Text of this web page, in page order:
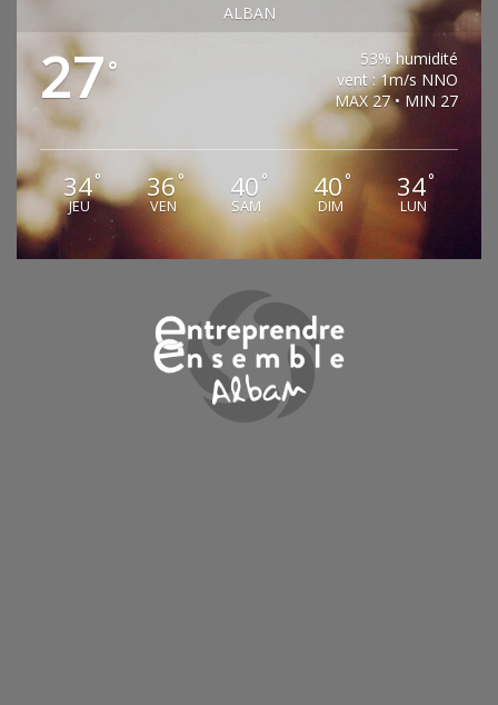
ALBAN
27°
53% humidité
vent : 1m/s NNO
MAX 27 • MIN 27
34°
JEU
36°
VEN
40 °
SAM
40 °
DIM
34°
LUN